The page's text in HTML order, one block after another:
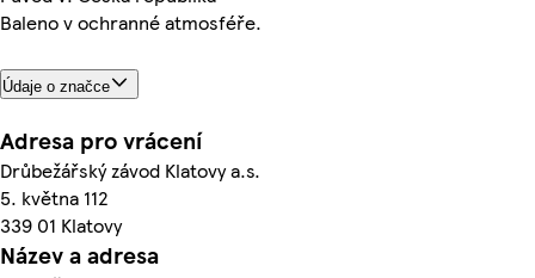
Baleno v ochranné atmosféře.
Údaje o značce
Adresa pro vrácení
Drůbežářský závod Klatovy a.s.
5. května 112
339 01 Klatovy
Název a adresa